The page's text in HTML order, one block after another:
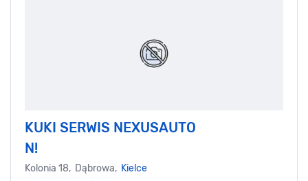
KUKI SERWIS NEXUSAUTO
N!
Kolonia 18, Dąbrowa, Kielce